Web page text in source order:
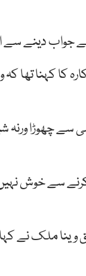
دینے سے
کہنا تھا کہ
سے چھوڑا
سے خوش
ملک نے